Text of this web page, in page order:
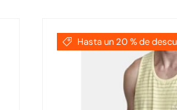
Hasta un 20 % de